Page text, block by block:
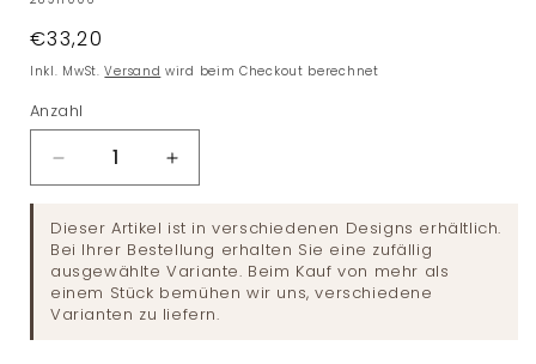
Normaler
Preis
€33,20
Inkl. MwSt.Versand wird beim Checkout berechnet
Anzahl
Verringere
die
Menge
für
Wichtel
Erhöhe
die
Menge
für
Wichtel
Dieser Artikel ist in verschiedenen Designs erhältlich.
Bei Ihrer Bestellung erhalten Sie eine zufällig
ausgewählte Variante. Beim Kauf von mehr als
einem Stück bemühen wir uns, verschiedene
Varianten zu liefern.